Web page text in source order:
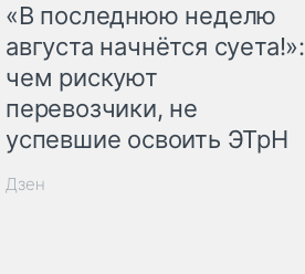
«В последнюю неделю
августа начнётся суета!»:
чем рискуют
перевозчики, не
успевшие освоить ЭТрН
Дзен